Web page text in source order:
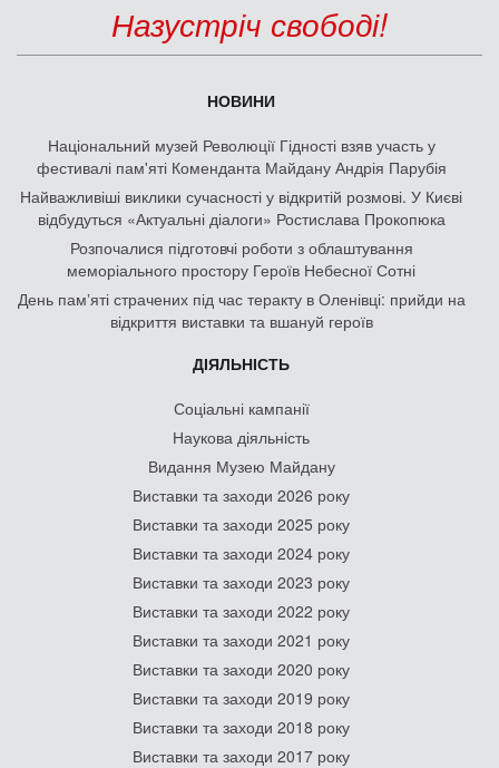
Назустріч свободі!
НОВИНИ
Національний музей Революції Гідності взяв участь у
фестивалі пам'яті Коменданта Майдану Андрія Парубія
Найважливіші виклики сучасності у відкритій розмові. У Києві
відбудуться «Актуальні діалоги» Ростислава Прокопюка
Розпочалися підготовчі роботи з облаштування
меморіального простору Героїв Небесної Сотні
День памʼяті страчених під час теракту в Оленівці: прийди на
відкриття виставки та вшануй героїв
ДІЯЛЬНІСТЬ
Соціальні кампанії
Наукова діяльність
Видання Музею Майдану
Виставки та заходи 2026 року
Виставки та заходи 2025 року
Виставки та заходи 2024 року
Виставки та заходи 2023 року
Виставки та заходи 2022 року
Виставки та заходи 2021 року
Виставки та заходи 2020 року
Виставки та заходи 2019 року
Виставки та заходи 2018 року
Виставки та заходи 2017 року